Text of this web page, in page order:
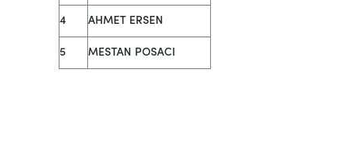
4 AHMET ERSEN
5 MESTAN POSACI